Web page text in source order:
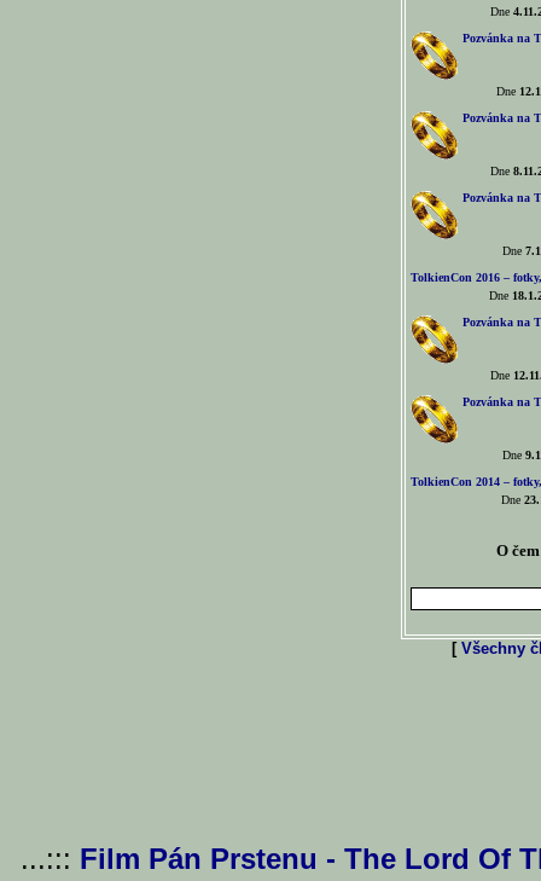
Dne
Pozvánka na
Dne
Pozvánka na
Dne
Pozvánka na
Dne
TolkienCon 2016 –
Dne
Pozvánka na
Dne
Pozvánka na
Dne
TolkienCon 2014 –
Dne
O
[ Všechny
...::: Film Pán Prstenu - The Lord Of